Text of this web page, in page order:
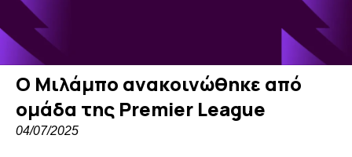
Ο Μιλάμπο ανακοινώθηκε από
ομάδα της Premier League
04/07/2025